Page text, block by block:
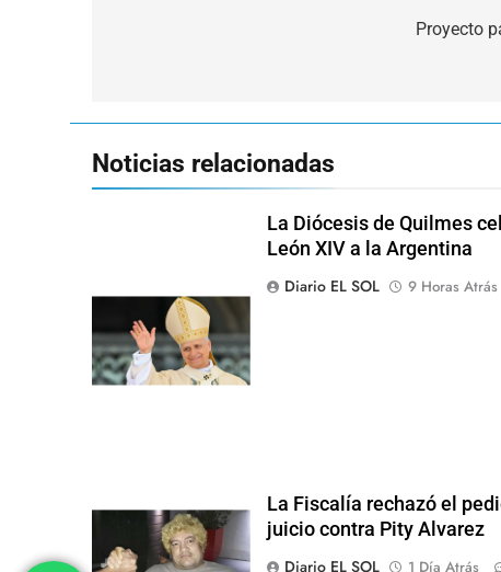
Proyecto
Noticias relacionadas
La Diócesis de Quilmes
León XIV a la Argentina
Diario EL SOL
9 Horas Atrás
La Fiscalía rechazó el
juicio contra Pity Alvarez
Diario EL SOL
1 Día Atrás